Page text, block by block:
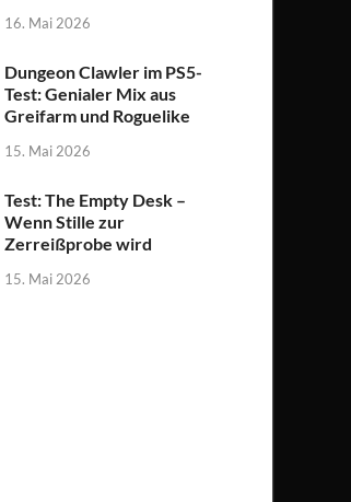
16. Mai 2026
Dungeon Clawler im PS5-
Test: Genialer Mix aus
Greifarm und Roguelike
15. Mai 2026
Test: The Empty Desk –
Wenn Stille zur
Zerreißprobe wird
15. Mai 2026